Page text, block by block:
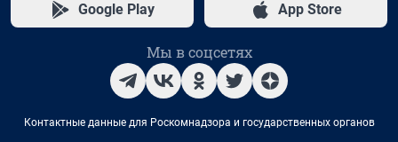
Google Play App Store
Мы в соцсетях
Контактные данные для Роскомнадзора и государственных органов